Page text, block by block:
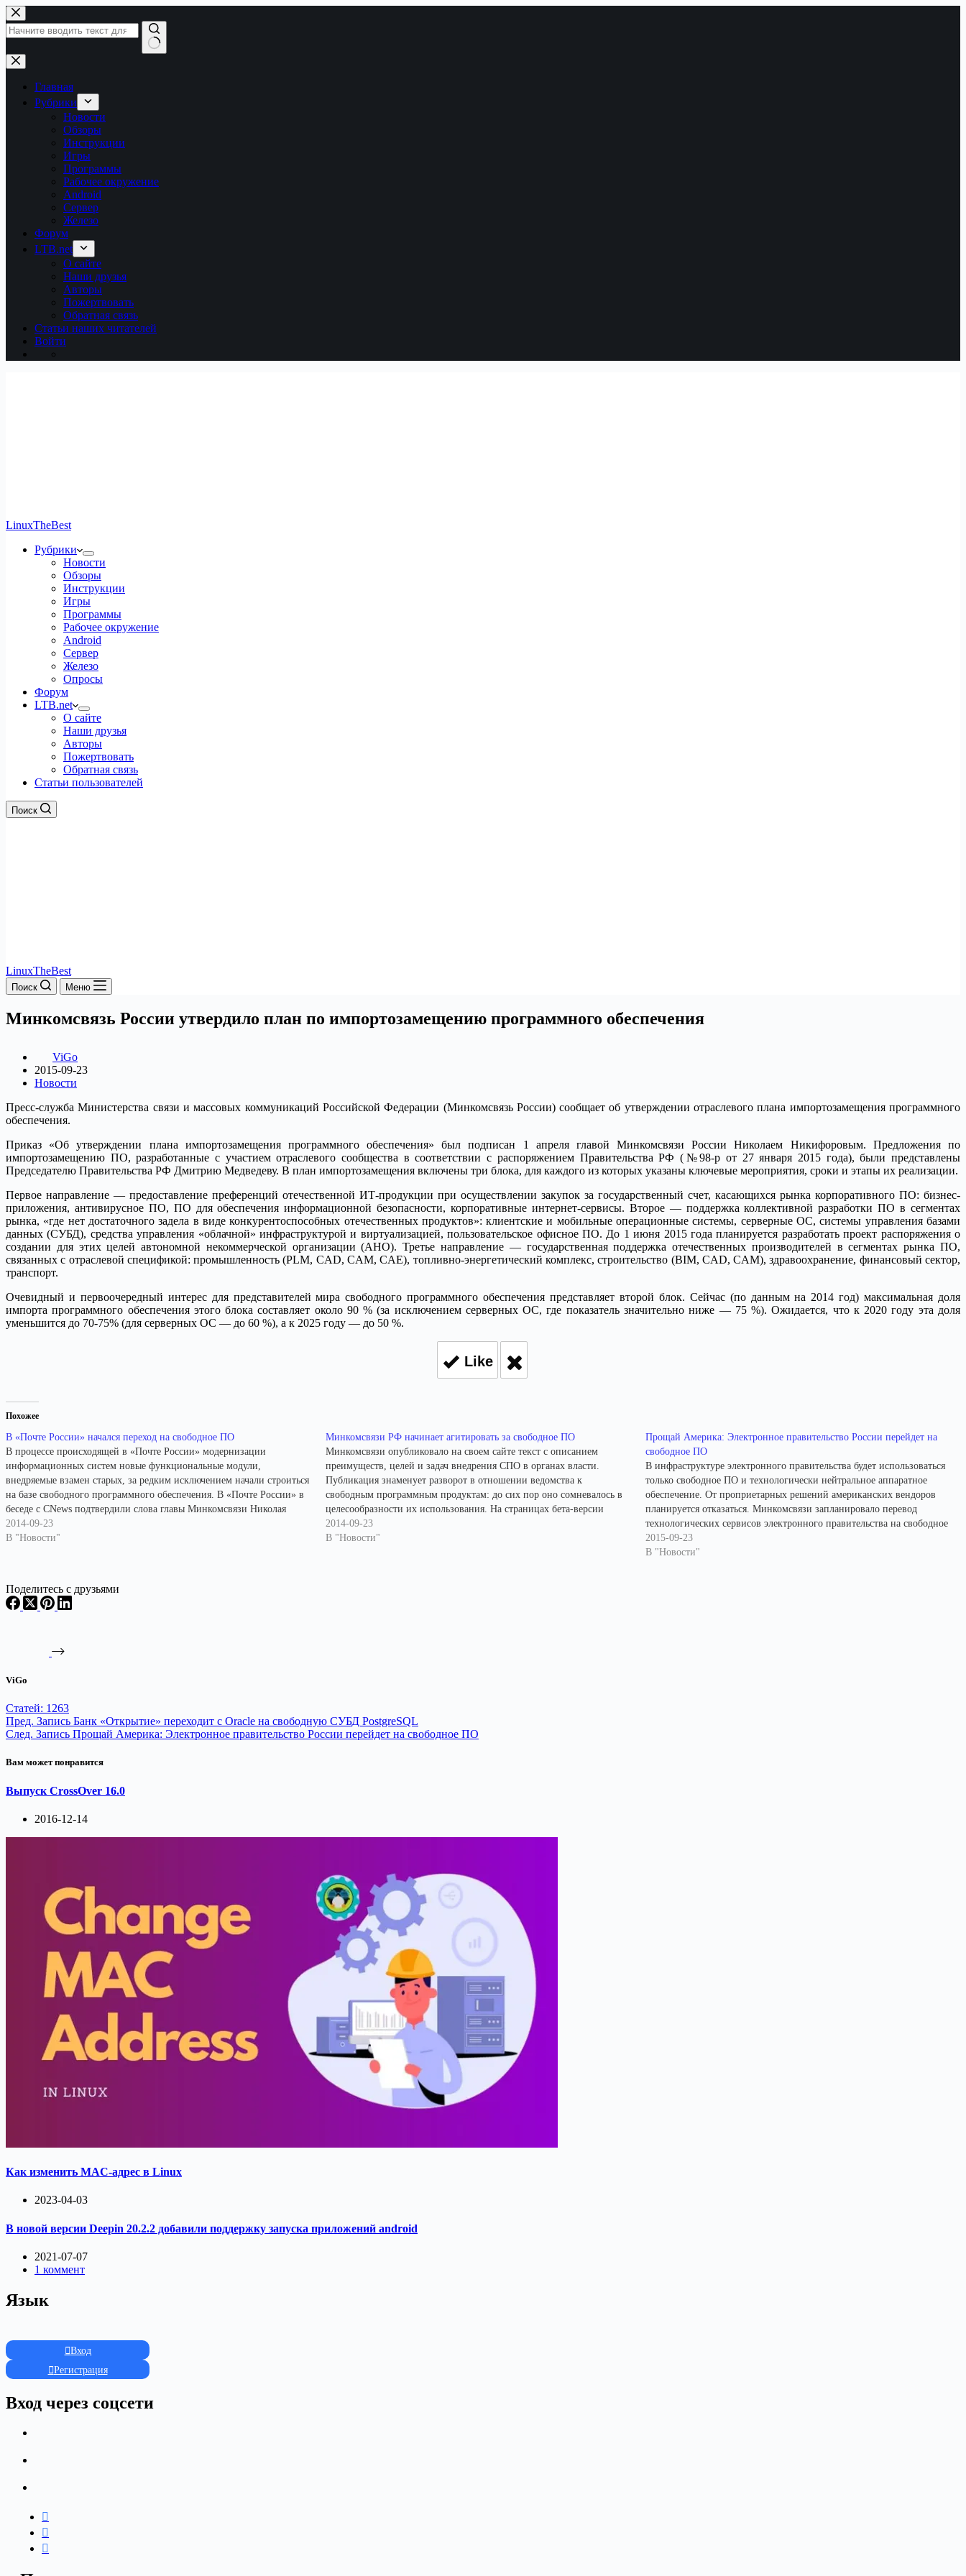
Перейти
к
сути
Ничего
не
найденоГлавная
Рубрики
Новости
Обзоры
Инструкции
Игры
Программы
Рабочее окружение
Android
Сервер
Железо
Форум
LTB.net
О сайте
Наши друзья
Авторы
Пожертвовать
Обратная связь
Статьи наших читателей
Войти
LinuxTheBest
Рубрики
Новости
Обзоры
Инструкции
Игры
Программы
Рабочее окружение
Android
Сервер
Железо
Опросы
Форум
LTB.net
О сайте
Наши друзья
Авторы
Пожертвовать
Обратная связь
Статьи пользователей
Поиск
LinuxTheBest
Поиск Меню
Минкомсвязь России утвердило план по импортозамещению программного обеспечения
ViGo
2015-09-23
Новости
Пресс-служба Министерства связи и массовых коммуникаций Российской Федерации (Минкомсвязь России) сообщает об утверждении отраслевого плана импортозамещения программного
обеспечения.
Приказ «Об утверждении плана импортозамещения программного обеспечения» был подписан 1 апреля главой Минкомсвязи России Николаем Никифоровым. Предложения по
импортозамещению ПО, разработанные с участием отраслевого сообщества в соответствии с распоряжением Правительства РФ (№98-р от 27 января 2015 года), были представлены
Председателю Правительства РФ Дмитрию Медведеву. В план импортозамещения включены три блока, для каждого из которых указаны ключевые мероприятия, сроки и этапы их реализации.
Первое направление — предоставление преференций отечественной ИТ-продукции при осуществлении закупок за государственный счет, касающихся рынка корпоративного ПО: бизнес-
приложения, антивирусное ПО, ПО для обеспечения информационной безопасности, корпоративные интернет-сервисы. Второе — поддержка коллективной разработки ПО в сегментах
рынка, «где нет достаточного задела в виде конкурентоспособных отечественных продуктов»: клиентские и мобильные операционные системы, серверные ОС, системы управления базами
данных (СУБД), средства управления «облачной» инфраструктурой и виртуализацией, пользовательское офисное ПО. До 1 июня 2015 года планируется разработать проект распоряжения о
создании для этих целей автономной некоммерческой организации (АНО). Третье направление — государственная поддержка отечественных производителей в сегментах рынка ПО,
связанных с отраслевой спецификой: промышленность (PLM, CAD, CAM, CAE), топливно-энергетический комплекс, строительство (BIM, CAD, CAM), здравоохранение, финансовый сектор,
транспорт.
Очевидный и первоочередный интерес для представителей мира свободного программного обеспечения представляет второй блок. Сейчас (по данным на 2014 год) максимальная доля
импорта программного обеспечения этого блока составляет около 90 % (за исключением серверных ОС, где показатель значительно ниже — 75 %). Ожидается, что к 2020 году эта доля
уменьшится до 70-75% (для серверных ОС — до 60 %), а к 2025 году — до 50 %.
Like
Похожее
В «Почте России» начался переход на свободное ПО
В процессе происходящей в «Почте России» модернизации
информационных систем новые функциональные модули,
внедряемые взамен старых, за редким исключением начали строиться
на базе свободного программного обеспечения. В «Почте России» в
беседе с CNews подтвердили слова главы Минкомсвязи Николая
Никифорова о том, что предприятие рассматривает возможность
масштабной миграции на свободное программное обеспечение.
2014-09-23
В "Новости"
Минкомсвязи РФ начинает агитировать за свободное ПО
Минкомсвязи опубликовало на своем сайте текст с описанием
преимуществ, целей и задач внедрения СПО в органах власти.
Публикация знаменует разворот в отношении ведомства к
свободным программным продуктам: до сих пор оно сомневалось в
целесообразности их использования. На страницах бета-версии
нового сайта Минкомсвязи опубликован текстс описанием
преимуществ свободного программного обеспечения (СПО) для…
2014-09-23
В "Новости"
Прощай Америка: Электронное правительство России перейдет на
свободное ПО
В инфраструктуре электронного правительства будет использоваться
только свободное ПО и технологически нейтральное аппаратное
обеспечение. От проприетарных решений американских вендоров
планируется отказаться. Минкомсвязи запланировало перевод
технологических сервисов электронного правительства на свободное
программное обеспечение (ПО) и технологически нейтральное
аппаратное обеспечение. Сейчас они используют несвободное ПО и
2015-09-23
В "Новости"
Поделитесь с друзьями
ViGo
Статей: 1263
Пред. Запись Банк «Открытие» переходит с Oracle на свободную СУБД PostgreSQL
След. Запись Прощай Америка: Электронное правительство России перейдет на свободное ПО
Вам может понравится
Выпуск CrossOver 16.0
2016-12-14
Как изменить MAC-адрес в Linux
2023-04-03
В новой версии Deepin 20.2.2 добавили поддержку запуска приложений android
2021-07-07
1 коммент
Язык
Вход
Регистрация
Вход через соцсети